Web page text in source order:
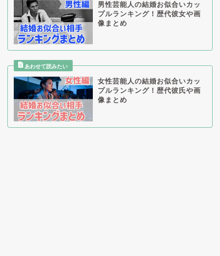
男性芸能人の結婚お似合いカッ
プルランキング！歴代彼女や画
像まとめ
女性芸能人の結婚お似合いカッ
プルランキング！歴代彼氏や画
像まとめ